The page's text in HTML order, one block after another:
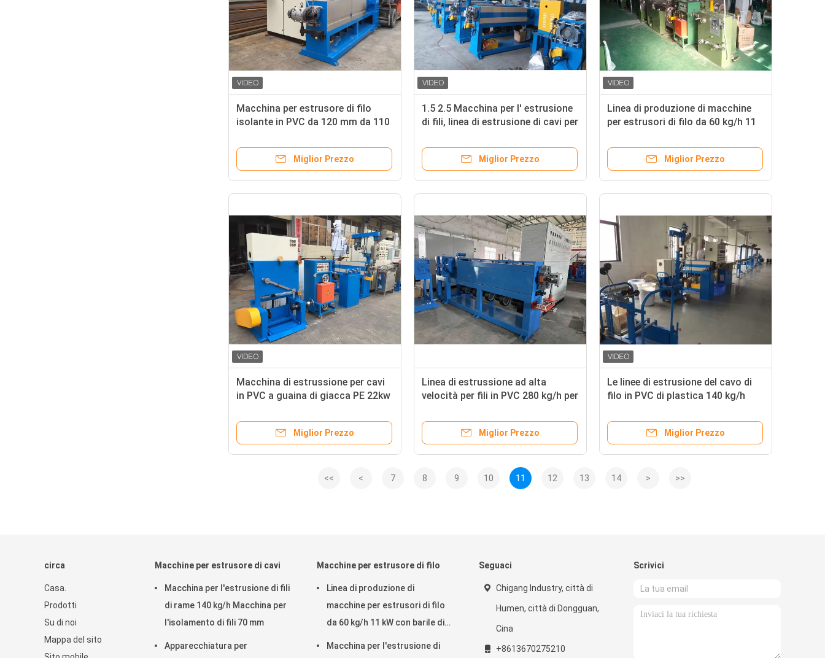
Macchina per estrusore di filo
isolante in PVC da 120 mm da 110
Miglior Prezzo
1.5 2.5 Macchina per l' estrusione
di fili, linea di estrusione di cavi per
Miglior Prezzo
Linea di produzione di macchine
per estrusori di filo da 60 kg/h 11
Hastelloy HC-276
Miglior Prezzo
Macchina di estrussione per cavi
in PVC a guaina di giacca PE 22kw
Miglior Prezzo
Linea di estrussione ad alta
velocità per fili in PVC 280 kg/h per
Miglior Prezzo
Le linee di estrusione del cavo di
filo in PVC di plastica 140 kg/h
Miglior Prezzo
<< < 7 8 9 10 11 12 13 14 > >>
circa
Casa.
Prodotti
Su di noi
Mappa del sito
Macchine per estrusore di cavi
Macchina per l'estrusione di fili
di rame 140 kg/h Macchina per
l'isolamento di fili 70 mm
Apparecchiatura per
Macchine per estrusore di filo
Linea di produzione di
macchine per estrusori di filo
da 60 kg/h 11 kW con barile di
Macchina per l'estrusione di
Seguaci
Chigang Industry, città di
Humen, città di Dongguan,
Cina
+8613670275210
Scrivici